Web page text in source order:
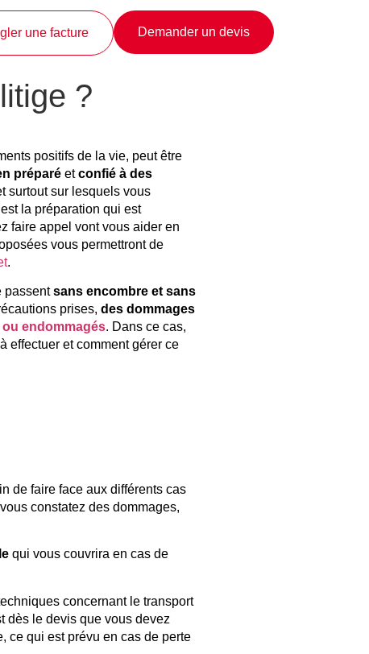
une facture Demander un devis
?
positifs de la vie, peut être
préparé etconfié à des
surtout sur lesquels vous
la préparation qui est
faire appel vont vous aider en
vous permettront de
.
passentsans encombre et sans
prises, des dommages
endommagés. Dans ce cas,
effectuer et comment gérer ce
de faire face aux différents cas
constatez des dommages,
qui vous couvrira en cas de
concernant le transport
dès le devis que vous devez
ce qui est prévu en cas de perte